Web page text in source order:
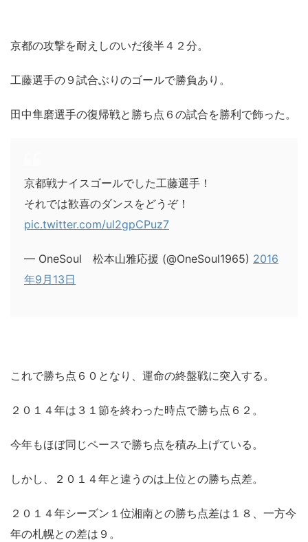
京都の攻撃を耐えしのいだ後半４２分。
工藤選手の９試合ぶりのゴールで勝負あり。
田中隼磨選手の復帰戦と勝ち点６の試合を勝利で飾った。
京都戦ナイスゴールでした工藤選手！
それでは歓喜のダンスをどうぞ！
pic.twitter.com/ul2gpCPuz7
— OneSoul 松本山雅応援 (@OneSoul1965) 2016
年9月13日
これで勝ち点６０となり、運命の終盤戦に突入する。
２０１４年は３１節を終わった時点で勝ち点６２。
今年もほぼ同じペースで勝ち点を積み上げている。
しかし、２０１４年と違うのは上位との勝ち点差。
２０１４年シーズン１位湘南との勝ち点差は１８、一方今
年の札幌との差は９。